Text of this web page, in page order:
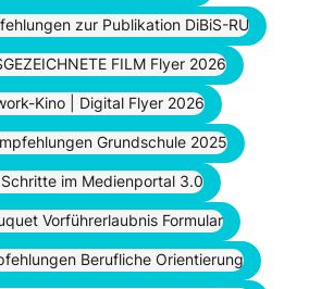
zur Publikation DiBiS-RU
zur Publikation DiBiS-RU
FILM Flyer 2026
FILM Flyer 2026
Kino | Digital Flyer 2026
Kino | Digital Flyer 2026
Grundschule 2025
Grundschule 2025
Schritte im Medienportal 3.0
Schritte im Medienportal 3.0
Vorführerlaubnis Formular
Vorführerlaubnis Formular
Berufliche Orientierung
Berufliche Orientierung